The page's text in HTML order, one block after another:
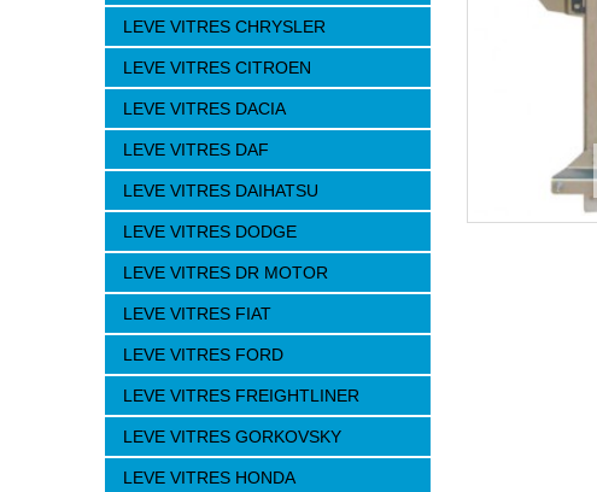
LEVE VITRES CHRYSLER
LEVE VITRES CITROEN
LEVE VITRES DACIA
LEVE VITRES DAF
LEVE VITRES DAIHATSU
LEVE VITRES DODGE
LEVE VITRES DR MOTOR
LEVE VITRES FIAT
LEVE VITRES FORD
LEVE VITRES FREIGHTLINER
LEVE VITRES GORKOVSKY
LEVE VITRES HONDA